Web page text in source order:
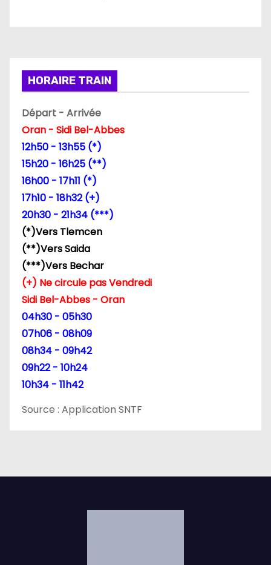
HORAIRE TRAIN
Départ - Arrivée
Oran - Sidi Bel-Abbes
12h50 - 13h55 (*)
15h20 - 16h25 (**)
16h00 - 17h11 (*)
17h10 - 18h32 (+)
20h30 - 21h34 (***)
(*)Vers Tlemcen
(**)Vers Saida
(***)Vers Bechar
(+) Ne circule pas Vendredi
Sidi Bel-Abbes - Oran
04h30 - 05h30
07h06 - 08h09
08h34 - 09h42
09h22 - 10h24
10h34 - 11h42
Source : Application SNTF